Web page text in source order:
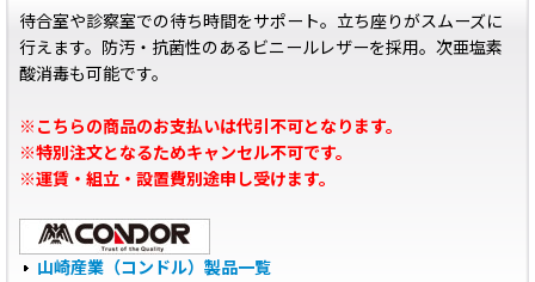
待合室や診察室での待ち時間をサポート。立ち座りがスムーズに
行えます。防汚・抗菌性のあるビニールレザーを採用。次亜塩素
酸消毒も可能です。
※こちらの商品のお支払いは代引不可となります。
※特別注文となるためキャンセル不可です。
※運賃・組立・設置費別途申し受けます。
山崎産業（コンドル）製品一覧